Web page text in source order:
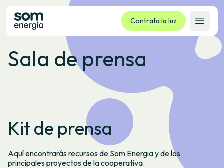
Contrata la luz
Abrir
Tarifas
La cooperativa
Contacto
Trámites
Oficina virtual
Sala de prensa
Kit de prensa
Aquí encontrarás recursos de Som Energia y de los
principales proyectos de la cooperativa.